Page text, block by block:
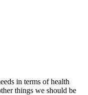
in terms of health
things we should be